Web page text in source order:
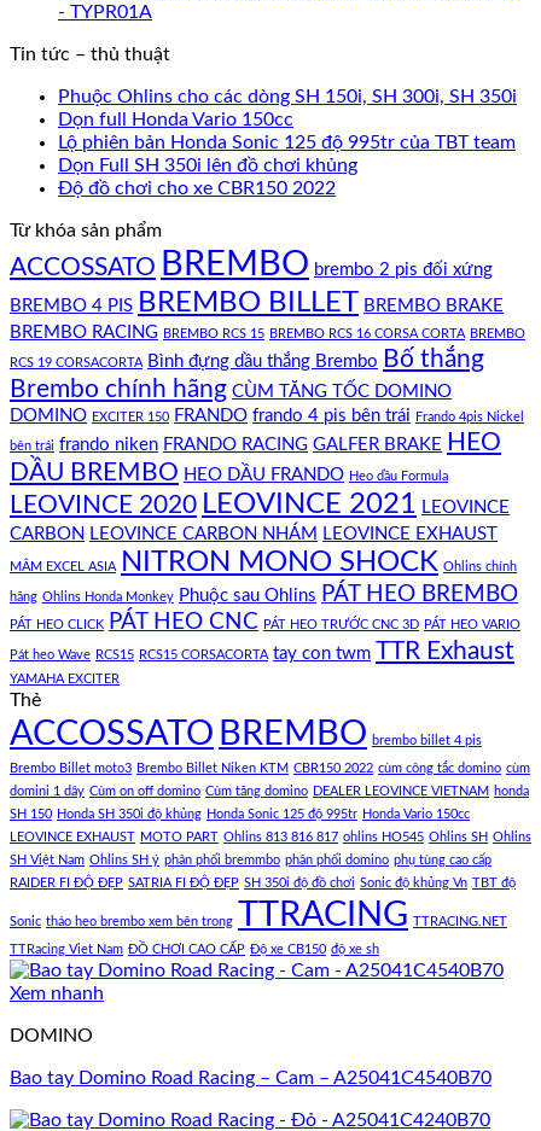
- TYPR01A
Tin tức – thủ thuật
Phuộc Ohlins cho các dòng SH 150i, SH 300i, SH 350i
Dọn full Honda Vario 150cc
Lộ phiên bản Honda Sonic 125 độ 995tr của TBT team
Dọn Full SH 350i lên đồ chơi khủng
Độ đồ chơi cho xe CBR150 2022
Từ khóa sản phẩm
ACCOSSATO BREMBO brembo 2 pis đối xứng
BREMBO 4 PIS BREMBO BILLET BREMBO BRAKE
BREMBO RACING BREMBO RCS 15 BREMBO RCS 16 CORSA CORTA BREMBO
RCS 19 CORSACORTA Bình đựng dầu thắng Brembo Bố thắng
Brembo chính hãng CÙM TĂNG TỐC DOMINO
DOMINO EXCITER 150 FRANDO frando 4 pis bên trái Frando 4pis Nickel
bên trái frando niken FRANDO RACING GALFER BRAKE HEO
DẦU BREMBO HEO DẦU FRANDO Heo dầu Formula
LEOVINCE 2020 LEOVINCE 2021 LEOVINCE
CARBON LEOVINCE CARBON NHÁM LEOVINCE EXHAUST
MÂM EXCEL ASIA NITRON MONO SHOCK Ohlins chính
hãng Ohlins Honda Monkey Phuộc sau Ohlins PÁT HEO BREMBO
PÁT HEO CLICK PÁT HEO CNC PÁT HEO TRƯỚC CNC 3D PÁT HEO VARIO
Pát heo Wave RCS15 RCS15 CORSACORTA tay con twm TTR Exhaust
YAMAHA EXCITER
Thẻ
ACCOSSATO BREMBO brembo billet 4 pis
Brembo Billet moto3 Brembo Billet Niken KTM CBR150 2022 cùm công tắc domino cùm
domini 1 dây Cùm on off domino Cùm tăng domino DEALER LEOVINCE VIETNAM honda
SH 150 Honda SH 350i độ khủng Honda Sonic 125 độ 995tr Honda Vario 150cc
LEOVINCE EXHAUST MOTO PART Ohlins 813 816 817 ohlins HO545 Ohlins SH Ohlins
SH Việt Nam Ohlins SH ý phân phối bremmbo phân phối domino phụ tùng cao cấp
RAIDER FI ĐỘ ĐẸP SATRIA FI ĐỘ ĐẸP SH 350i độ đồ chơi Sonic độ khủng Vn TBT độ
Sonic tháo heo brembo xem bên trong TTRACING TTRACING.NET
TTRacing Viet Nam ĐỒ CHƠI CAO CẤP Độ xe CB150 độ xe sh
Xem nhanh
DOMINO
Bao tay Domino Road Racing – Cam – A25041C4540B70